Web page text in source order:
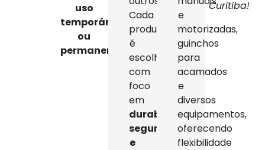
uso
temporário
ou
permanente
Cada
produto
é
escolhido
com
foco
em
durabilidade,
segurança
e
e
motorizadas,
guinchos
para
acamados
e
diversos
equipamentos,
oferecendo
flexibilidade
Curitiba!